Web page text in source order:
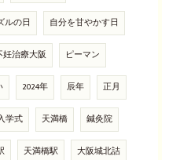
ルの日 自分を甘やかす日
妊治療大阪 ピーマン
2024年 辰年 正月
学式 天満橋 鍼灸院
天満橋駅 大阪城北詰